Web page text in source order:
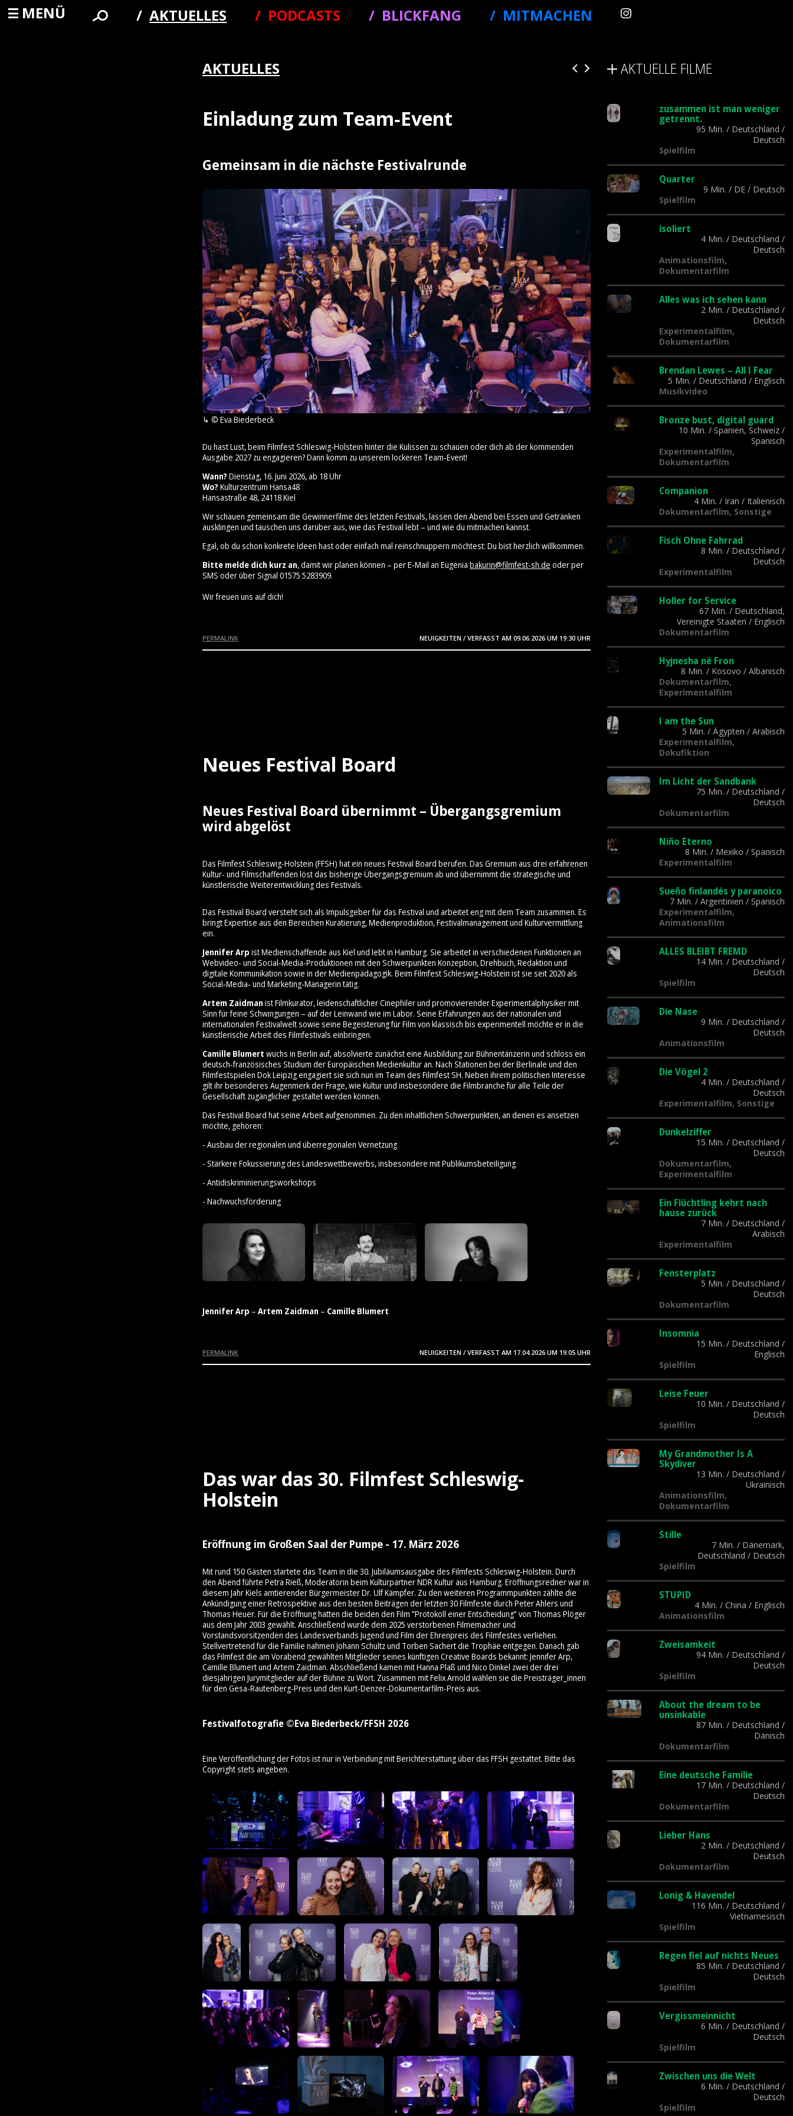
MENÜ AKTUELLES PODCASTS BLICKFANG MITMACHEN
AKTUELLES
Einladung zum Team‑Event
Gemeinsam in die nächste Festivalrunde
© Eva Biederbeck
Du hast Lust, beim Filmfest Schleswig‑Holstein hinter die Kulissen zu schauen oder dich ab der kommenden
Ausgabe 2027 zu engagieren? Dann komm zu unserem lockeren Team‑Event!
Wann? Dienstag, 16. Juni 2026, ab 18 Uhr
Wo? Kulturzentrum Hansa48
Hansastraße 48, 24118 Kiel
Wir schauen gemeinsam die Gewinnerfilme des letzten Festivals, lassen den Abend bei Essen und Getränken
ausklingen und tauschen uns darüber aus, wie das Festival lebt – und wie du mitmachen kannst.
Egal, ob du schon konkrete Ideen hast oder einfach mal reinschnuppern möchtest: Du bist herzlich willkommen.
Bitte melde dich kurz an, damit wir planen können – per E‑Mail an Eugenia bakurin@filmfest-sh.de oder per
SMS oder über Signal 01575 5283909⁩.
Wir freuen uns auf dich!
NEUIGKEITEN / VERFASST AM 09.06.2026 UM 19:30 UHR
PERMALINK
Neues Festival Board
Neues Festival Board übernimmt – Übergangsgremium
wird abgelöst
Das Filmfest Schleswig-Holstein (FFSH) hat ein neues Festival Board berufen. Das Gremium aus drei erfahrenen
Kultur- und Filmschaffenden löst das bisherige Übergangsgremium ab und übernimmt die strategische und
künstlerische Weiterentwicklung des Festivals.
Das Festival Board versteht sich als Impulsgeber für das Festival und arbeitet eng mit dem Team zusammen. Es
bringt Expertise aus den Bereichen Kuratierung, Medienproduktion, Festivalmanagement und Kulturvermittlung
ein.
Jennifer Arp ist Medienschaffende aus Kiel und lebt in Hamburg. Sie arbeitet in verschiedenen Funktionen an
Webvideo- und Social‑Media‑Produktionen mit den Schwerpunkten Konzeption, Drehbuch, Redaktion und
digitale Kommunikation sowie in der Medienpädagogik. Beim Filmfest Schleswig-Holstein ist sie seit 2020 als
Social‑Media‑ und Marketing‑Managerin tätig.
Artem Zaidman ist Filmkurator, leidenschaftlicher Cinephiler und promovierender Experimentalphysiker mit
Sinn für feine Schwingungen – auf der Leinwand wie im Labor. Seine Erfahrungen aus der nationalen und
internationalen Festivalwelt sowie seine Begeisterung für Film von klassisch bis experimentell möchte er in die
künstlerische Arbeit des Filmfestivals einbringen.
Camille Blumert wuchs in Berlin auf, absolvierte zunächst eine Ausbildung zur Bühnentänzerin und schloss ein
deutsch‑französisches Studium der Europäischen Medienkultur an. Nach Stationen bei der Berlinale und den
Filmfestspielen Dok Leipzig engagiert sie sich nun im Team des Filmfest SH. Neben ihrem politischen Interesse
gilt ihr besonderes Augenmerk der Frage, wie Kultur und insbesondere die Filmbranche für alle Teile der
Gesellschaft zugänglicher gestaltet werden können.
Das Festival Board hat seine Arbeit aufgenommen. Zu den inhaltlichen Schwerpunkten, an denen es ansetzen
möchte, gehören:
- Ausbau der regionalen und überregionalen Vernetzung
- Stärkere Fokussierung des Landeswettbewerbs, insbesondere mit Publikumsbeteiligung
- Antidiskriminierungsworkshops
- Nachwuchsförderung
Jennifer Arp – Artem Zaidman – Camille Blumert
NEUIGKEITEN / VERFASST AM 17.04.2026 UM 19:05 UHR
PERMALINK
Das war das 30. Filmfest Schleswig-
Holstein
Eröffnung im Großen Saal der Pumpe - 17. März 2026
Mit rund 150 Gästen startete das Team in die 30. Jubiläumsausgabe des Filmfests Schleswig-Holstein. Durch
den Abend führte Petra Rieß, Moderatorin beim Kulturpartner NDR Kultur aus Hamburg. Eröffnungsredner war in
diesem Jahr Kiels amtierender Bürgermeister Dr. Ulf Kämpfer. Zu den weiteren Programmpunkten zählte die
Ankündigung einer Retrospektive aus den besten Beiträgen der letzten 30 Filmfeste durch Peter Ahlers und
Thomas Heuer. Für die Eröffnung hatten die beiden den Film "Protokoll einer Entscheidung" von Thomas Plöger
aus dem Jahr 2003 gewählt. Anschließend wurde dem 2025 verstorbenen Filmemacher und
Vorstandsvorsitzenden des Landesverbands Jugend und Film der Ehrenpreis des Filmfestes verliehen.
Stellvertretend für die Familie nahmen Johann Schultz und Torben Sachert die Trophäe entgegen. Danach gab
das Filmfest die am Vorabend gewählten Mitglieder seines künftigen Creative Boards bekannt: Jennifer Arp,
Camille Blumert und Artem Zaidman. Abschließend kamen mit Hanna Plaß und Nico Dinkel zwei der drei
diesjährigen Jurymitglieder auf der Bühne zu Wort. Zusammen mit Felix Arnold wählen sie die Preisträger_innen
für den Gesa-Rautenberg-Preis und den Kurt-Denzer-Dokumentarfilm-Preis aus.
Festivalfotografie ©Eva Biederbeck/FFSH 2026
Eine Veröffentlichung der Fotos ist nur in Verbindung mit Berichterstattung über das FFSH gestattet. Bitte das
Copyright stets angeben.
AKTUELLE FILME
zusammen ist man weniger
getrennt.
95 Min. / Deutschland /
Deutsch
Spielfilm
Quarter
9 Min. / DE / Deutsch
Spielfilm
isoliert
4 Min. / Deutschland /
Deutsch
Animationsfilm,
Dokumentarfilm
Alles was ich sehen kann
2 Min. / Deutschland /
Deutsch
Experimentalfilm,
Dokumentarfilm
Brendan Lewes – All I Fear
5 Min. / Deutschland / Englisch
Musikvideo
Bronze bust, digital guard
10 Min. / Spanien, Schweiz /
Spanisch
Experimentalfilm,
Dokumentarfilm
Companion
4 Min. / Iran / Italienisch
Dokumentarfilm, Sonstige
Fisch Ohne Fahrrad
8 Min. / Deutschland /
Deutsch
Experimentalfilm
Holler for Service
67 Min. / Deutschland,
Vereinigte Staaten / Englisch
Dokumentarfilm
Hyjnesha në Fron
8 Min. / Kosovo / Albanisch
Dokumentarfilm,
Experimentalfilm
I am the Sun
5 Min. / Ägypten / Arabisch
Experimentalfilm,
Dokufiktion
Im Licht der Sandbank
75 Min. / Deutschland /
Deutsch
Dokumentarfilm
Niño Eterno
8 Min. / Mexiko / Spanisch
Experimentalfilm
Sueño finlandés y paranoico
7 Min. / Argentinien / Spanisch
Experimentalfilm,
Animationsfilm
ALLES BLEIBT FREMD
14 Min. / Deutschland /
Deutsch
Spielfilm
Die Nase
9 Min. / Deutschland /
Deutsch
Animationsfilm
Die Vögel 2
4 Min. / Deutschland /
Deutsch
Experimentalfilm, Sonstige
Dunkelziffer
15 Min. / Deutschland /
Deutsch
Dokumentarfilm,
Experimentalfilm
Ein Flüchtling kehrt nach
hause zurück
7 Min. / Deutschland /
Arabisch
Experimentalfilm
Fensterplatz
5 Min. / Deutschland /
Deutsch
Dokumentarfilm
Insomnia
15 Min. / Deutschland /
Englisch
Spielfilm
Leise Feuer
10 Min. / Deutschland /
Deutsch
Spielfilm
My Grandmother Is A
Skydiver
13 Min. / Deutschland /
Ukrainisch
Animationsfilm,
Dokumentarfilm
Stille
7 Min. / Dänemark,
Deutschland / Deutsch
Spielfilm
STUPID
4 Min. / China / Englisch
Animationsfilm
Zweisamkeit
94 Min. / Deutschland /
Deutsch
Spielfilm
About the dream to be
unsinkable
87 Min. / Deutschland /
Dänisch
Dokumentarfilm
Eine deutsche Familie
17 Min. / Deutschland /
Deutsch
Dokumentarfilm
Lieber Hans
2 Min. / Deutschland /
Deutsch
Dokumentarfilm
Lonig & Havendel
116 Min. / Deutschland /
Vietnamesisch
Spielfilm
Regen fiel auf nichts Neues
85 Min. / Deutschland /
Deutsch
Spielfilm
Vergissmeinnicht
6 Min. / Deutschland /
Deutsch
Spielfilm
Zwischen uns die Welt
6 Min. / Deutschland /
Deutsch
Spielfilm